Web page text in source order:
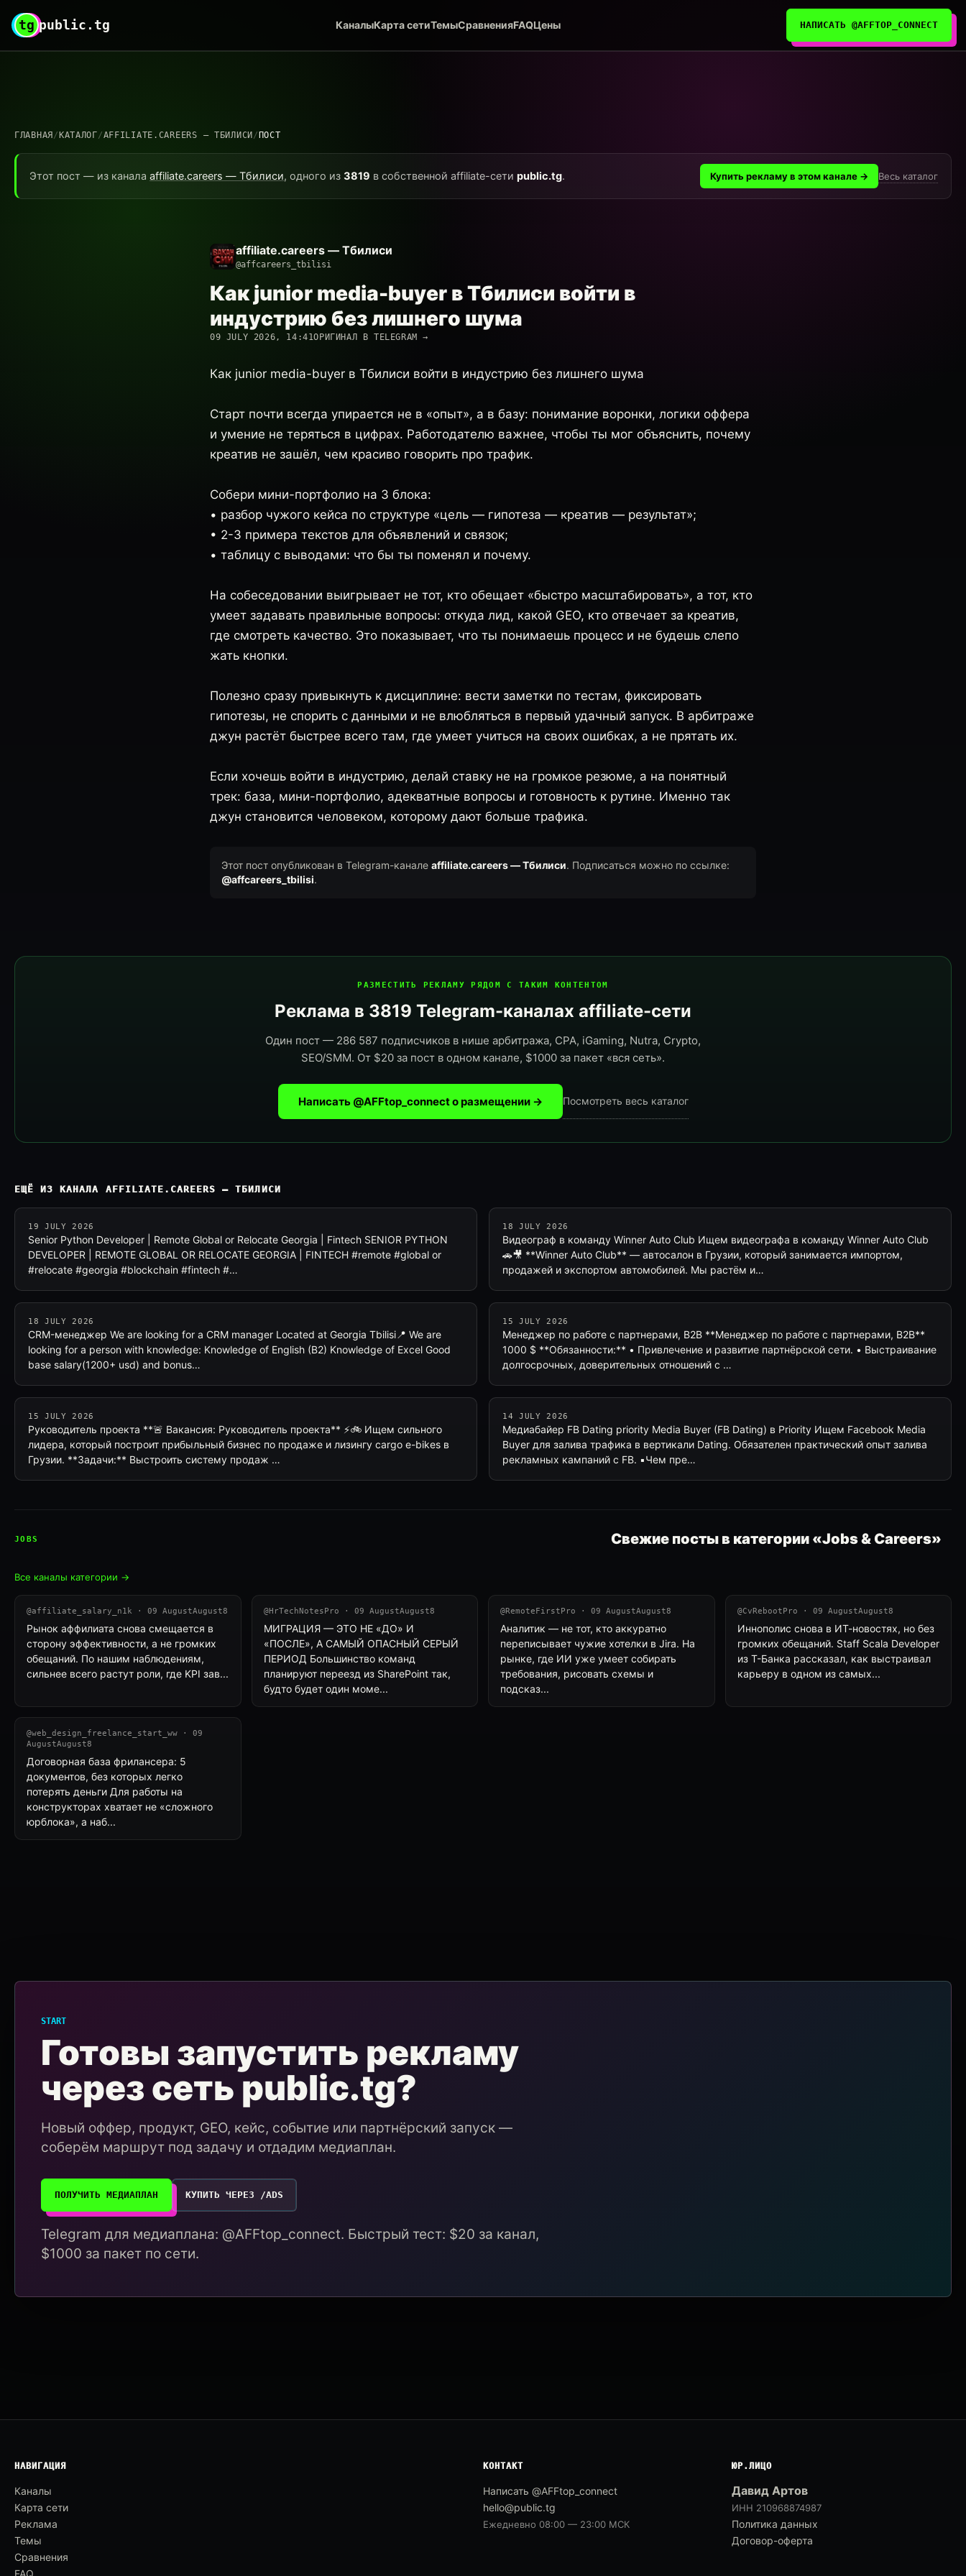
tg public.tg КаналыКарта сетиТемыСравненияFAQЦены НАПИСАТЬ @AFFTOP_CONNECT
ГЛАВНАЯ / КАТАЛОГ/AFFILIATE.CAREERS — ТБИЛИСИ / ПОСТ
Этот пост — из канала affiliate.careers — Тбилиси, одного из 3819 в собственной affiliate-сети public.tg. Купить рекламу в этом канале → Весь каталог
affiliate.careers — Тбилиси
@affcareers_tbilisi
Как junior media-buyer в Тбилиси войти в
индустрию без лишнего шума
09 JULY 2026, 14:41ОРИГИНАЛ В TELEGRAM →
Как junior media-buyer в Тбилиси войти в индустрию без лишнего шума
Старт почти всегда упирается не в «опыт», а в базу: понимание воронки, логики оффера
и умение не теряться в цифрах. Работодателю важнее, чтобы ты мог объяснить, почему
креатив не зашёл, чем красиво говорить про трафик.
Собери мини-портфолио на 3 блока:
• разбор чужого кейса по структуре «цель — гипотеза — креатив — результат»;
• 2-3 примера текстов для объявлений и связок;
• таблицу с выводами: что бы ты поменял и почему.
На собеседовании выигрывает не тот, кто обещает «быстро масштабировать», а тот, кто
умеет задавать правильные вопросы: откуда лид, какой GEO, кто отвечает за креатив,
где смотреть качество. Это показывает, что ты понимаешь процесс и не будешь слепо
жать кнопки.
Полезно сразу привыкнуть к дисциплине: вести заметки по тестам, фиксировать
гипотезы, не спорить с данными и не влюбляться в первый удачный запуск. В арбитраже
джун растёт быстрее всего там, где умеет учиться на своих ошибках, а не прятать их.
Если хочешь войти в индустрию, делай ставку не на громкое резюме, а на понятный
трек: база, мини-портфолио, адекватные вопросы и готовность к рутине. Именно так
джун становится человеком, которому дают больше трафика.
Этот пост опубликован в Telegram-канале affiliate.careers — Тбилиси. Подписаться можно по ссылке:
@affcareers_tbilisi.
РАЗМЕСТИТЬ РЕКЛАМУ РЯДОМ С ТАКИМ КОНТЕНТОМ
Реклама в 3819 Telegram-каналах affiliate-сети
Один пост — 286 587 подписчиков в нише арбитража, CPA, iGaming, Nutra, Crypto,
SEO/SMM. От $20 за пост в одном канале, $1000 за пакет «вся сеть».
Написать @AFFtop_connect о размещении → Посмотреть весь каталог
ЕЩЁ ИЗ КАНАЛА AFFILIATE.CAREERS — ТБИЛИСИ
19 JULY 2026
Senior Python Developer | Remote Global or Relocate Georgia | Fintech SENIOR PYTHON
DEVELOPER | REMOTE GLOBAL OR RELOCATE GEORGIA | FINTECH #remote #global or
#relocate #georgia #blockchain #fintech #…
18 JULY 2026
Видеограф в команду Winner Auto Club Ищем видеографа в команду Winner Auto Club
🚗🎥 **Winner Auto Club** — автосалон в Грузии, который занимается импортом,
продажей и экспортом автомобилей. Мы растём и…
18 JULY 2026
CRM-менеджер We are looking for a CRM manager Located at Georgia Tbilisi📍 We are
looking for a person with knowledge: Knowledge of English (B2) Knowledge of Excel Good
base salary(1200+ usd) and bonus…
15 JULY 2026
Менеджер по работе с партнерами, B2B **Менеджер по работе с партнерами, B2B**
1000 $ **Обязанности:** • Привлечение и развитие партнёрской сети. • Выстраивание
долгосрочных, доверительных отношений с …
15 JULY 2026
Руководитель проекта **🚨 Вакансия: Руководитель проекта** ⚡🚲 Ищем сильного
лидера, который построит прибыльный бизнес по продаже и лизингу cargo e-bikes в
Грузии. **Задачи:** Выстроить систему продаж …
14 JULY 2026
Медиабайер FB Dating priority Media Buyer (FB Dating) в Priority Ищем Facebook Media
Buyer для залива трафика в вертикали Dating. Обязателен практический опыт залива
рекламных кампаний c FB. ▪️Чем пре…
JOBS Свежие посты в категории «Jobs & Careers»
Все каналы категории →
@affiliate_salary_n1k · 09 AugustAugust8
Рынок аффилиата снова смещается в
сторону эффективности, а не громких
обещаний. По нашим наблюдениям,
сильнее всего растут роли, где KPI зав...
@HrTechNotesPro · 09 AugustAugust8
МИГРАЦИЯ — ЭТО НЕ «ДО» И
«ПОСЛЕ», А САМЫЙ ОПАСНЫЙ СЕРЫЙ
ПЕРИОД Большинство команд
планируют переезд из SharePoint так,
будто будет один моме...
@RemoteFirstPro · 09 AugustAugust8
Аналитик — не тот, кто аккуратно
переписывает чужие хотелки в Jira. На
рынке, где ИИ уже умеет собирать
требования, рисовать схемы и
подсказ...
@CvRebootPro · 09 AugustAugust8
Иннополис снова в ИТ-новостях, но без
громких обещаний. Staff Scala Developer
из Т-Банка рассказал, как выстраивал
карьеру в одном из самых...
@web_design_freelance_start_ww · 09
AugustAugust8
Договорная база фрилансера: 5
документов, без которых легко
потерять деньги Для работы на
конструкторах хватает не «сложного
юрблока», а наб...
START
Готовы запустить рекламу
через сеть public.tg?
Новый оффер, продукт, GEO, кейс, событие или партнёрский запуск —
соберём маршрут под задачу и отдадим медиаплан.
ПОЛУЧИТЬ МЕДИАПЛАН КУПИТЬ ЧЕРЕЗ /ADS
Telegram для медиаплана: @AFFtop_connect. Быстрый тест: $20 за канал,
$1000 за пакет по сети.
НАВИГАЦИЯ
Каналы
Карта сети
Реклама
Темы
Сравнения
FAQ
КОНТАКТ
Написать @AFFtop_connect
hello@public.tg
Ежедневно 08:00 — 23:00 МСК
ЮР.ЛИЦО
Давид Артов
ИНН 210968874987
Политика данных
Договор-оферта